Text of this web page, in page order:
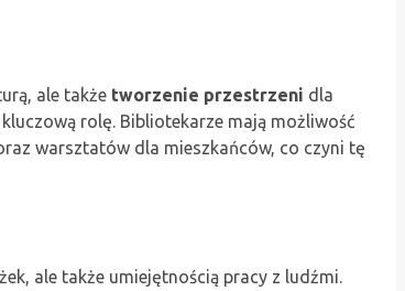
ale także tworzenie przestrzeni dla
rolę. Bibliotekarze mają możliwość
warsztatów dla mieszkańców, co czyni tę
ale także umiejętnością pracy z ludźmi.